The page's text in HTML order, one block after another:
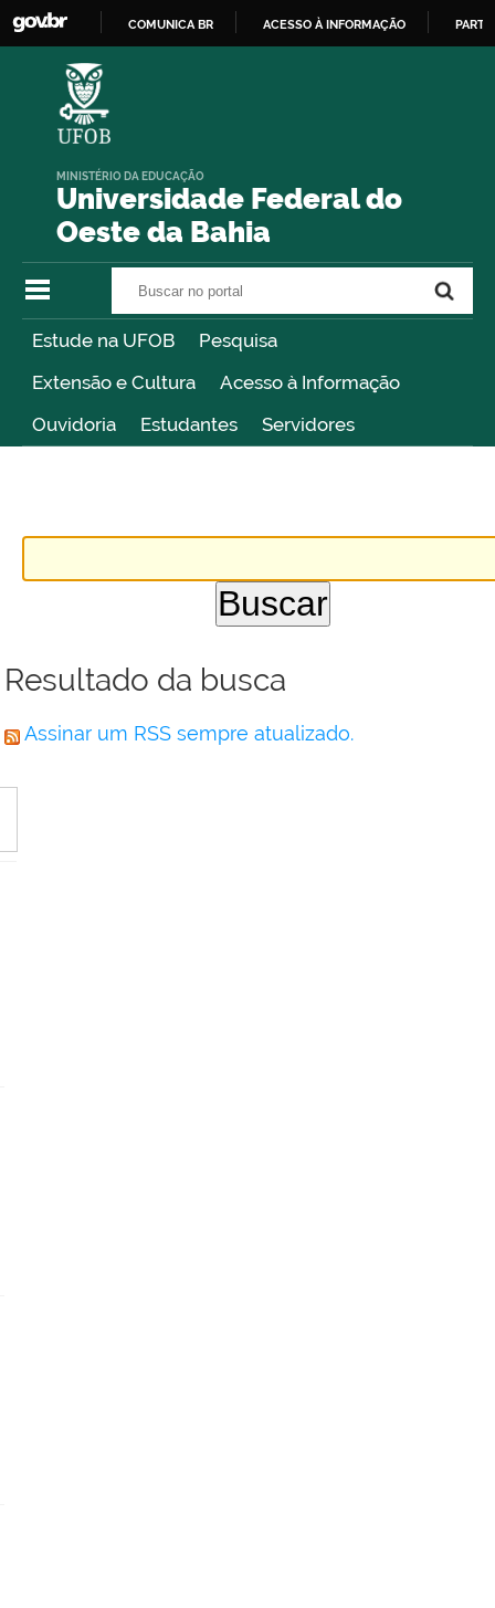
COMUNICA BR ACESSO À INFORMAÇÃO
Universidade Federal do
Oeste da Bahia
MINISTÉRIO DA EDUCAÇÃO
Estude na UFOB
Pesquisa
Extensão e Cultura
Acesso à Informação
Ouvidoria
Estudantes Servidores
Resultado da busca
Assinar um RSS sempre atualizado.